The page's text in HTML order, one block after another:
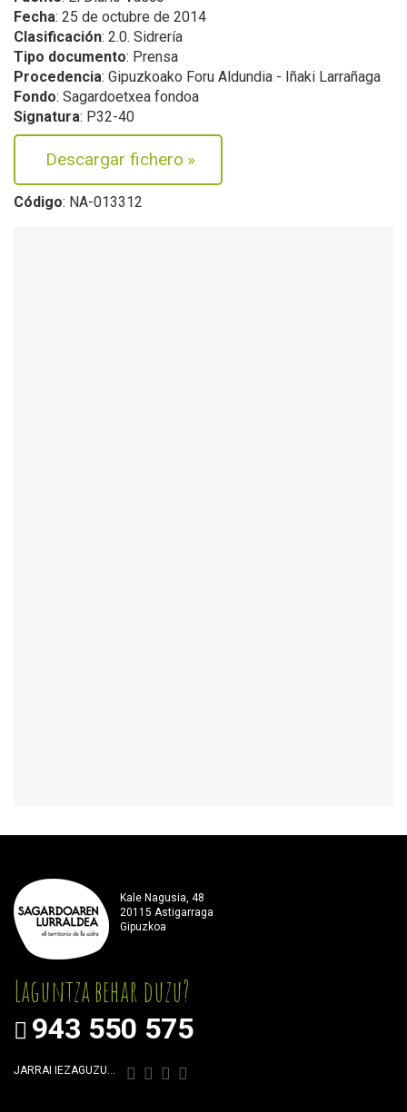
Fecha: 25 de octubre de 2014
Clasificación: 2.0. Sidrería
Tipo documento: Prensa
Procedencia: Gipuzkoako Foru Aldundia - Iñaki Larrañaga
Fondo: Sagardoetxea fondoa
Signatura: P32-40
Descargar fichero »
Código: NA-013312
Kale Nagusia, 48
20115 Astigarraga
Gipuzkoa
Laguntza behar duzu?
943 550 575
JARRAI IEZAGUZU…